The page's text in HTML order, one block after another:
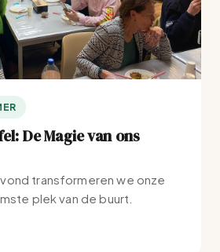
De Magie van ons
transformeren we onze
plek van de buurt.